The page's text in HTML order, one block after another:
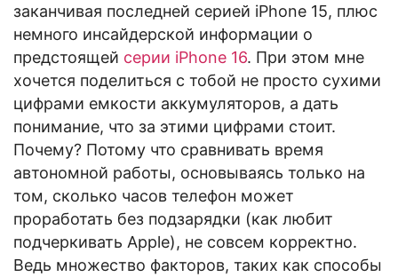
заканчивая последней серией iPhone 15, плюс
немного инсайдерской информации о
предстоящей серии iPhone 16. При этом мне
хочется поделиться с тобой не просто сухими
цифрами емкости аккумуляторов, а дать
понимание, что за этими цифрами стоит.
Почему? Потому что сравнивать время
автономной работы, основываясь только на
том, сколько часов телефон может
проработать без подзарядки (как любит
подчеркивать Apple), не совсем корректно.
Ведь множество факторов, таких как способы